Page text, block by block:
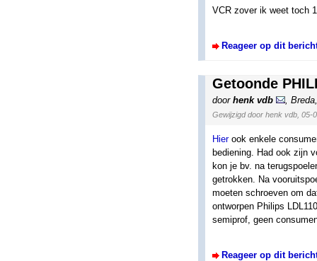
VCR zover ik weet toch
Reageer op dit
Getoonde
door henk vdb Breda
Gewijzigd door henk vdb, 05-
Hierook enkele
bediening. Had ook zijn
kon je bv. na
getrokken. Na
moeten schroeven om
ontworpen Philips
semiprof, geen
Reageer op dit